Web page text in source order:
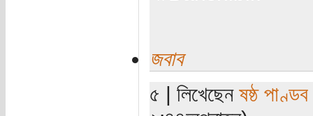
জবাব
৫ | লিখেছেন ষষ্ঠ পাণ্ডব